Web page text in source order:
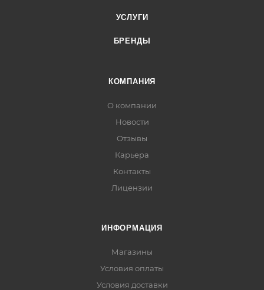
УСЛУГИ
БРЕНДЫ
КОМПАНИЯ
О компании
Новости
Отзывы
Карьера
Контакты
Лицензии
ИНФОРМАЦИЯ
Магазины
Условия оплаты
Условия доставки